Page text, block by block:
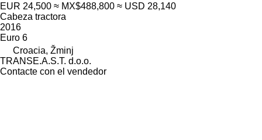
EUR 24,500 ≈ MX$488,800 ≈ USD 28,140
Cabeza tractora
2016
Euro 6
Croacia, Žminj
TRANSE.A.S.T. d.o.o.
Contacte con el vendedor